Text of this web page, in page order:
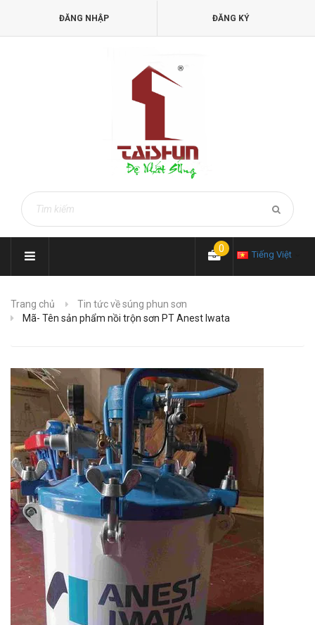
ĐĂNG NHẬP ĐĂNG KÝ
Tiếng Việt
0
Trang chủ
Tin tức về súng phun sơn
Mã- Tên sản phẩm nồi trộn sơn PT Anest Iwata